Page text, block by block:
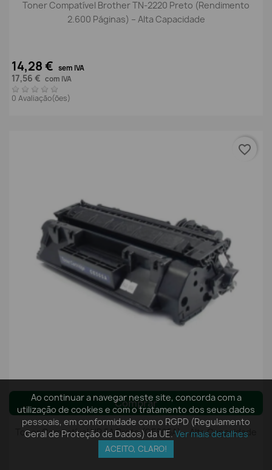
Toner Compatível Brother TN-2220 Preto (Rendimento
2.600 Páginas) – Alta Capacidade
14,28 € sem IVA
17,56 € com IVA
0 Avaliação(ões)
Comprar
Toner Compatível HP 5A Preto (CE505A) – Alta Capacidade
3500 Págs
favorite_border
Ao continuar a navegar neste site, concorda com a
utilização de cookies e com o tratamento dos seus dados
pessoais, em conformidade com o RGPD (Regulamento
Geral de Proteção de Dados) da UE. Ver mais detalhes
ACEITO, CLARO!